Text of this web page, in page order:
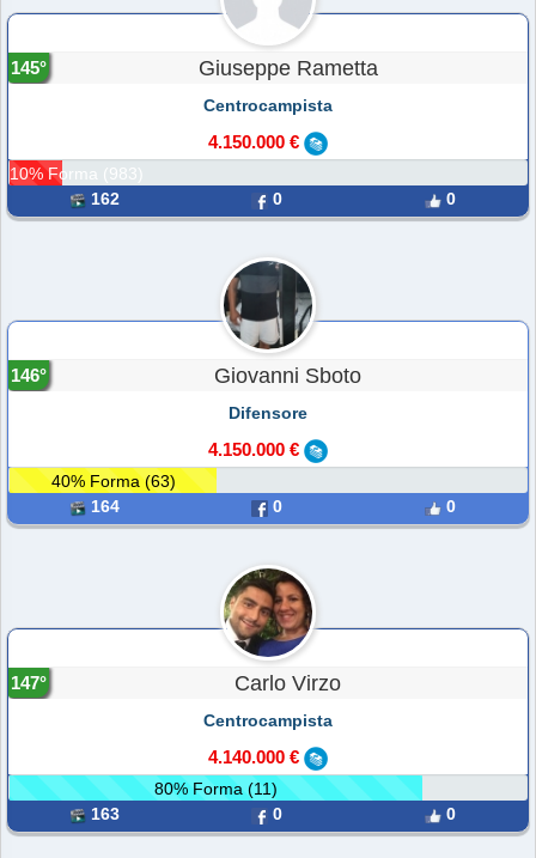
Giuseppe Rametta
145°
Centrocampista
4.150.000 €
10% Forma (983)
162
0 0
Giovanni Sboto
146°
Difensore
4.150.000 €
40% Forma (63)
164
0 0
Carlo Virzo
147°
Centrocampista
4.140.000 €
80% Forma (11)
163
0 0